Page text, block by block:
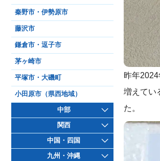
昨年
増えてい
た。
秦野市・伊勢原市
藤沢市
鎌倉市・逗子市
茅ヶ崎市
平塚市・大磯町
小田原市（県西地域）
中部
関西
中国・四国
九州・沖縄